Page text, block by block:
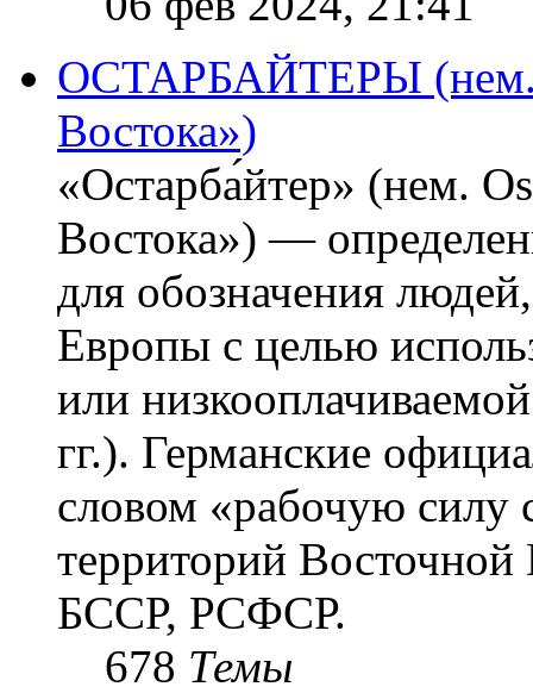
ОСТАРБАЙТЕРЫ (нем.
Востока»)
«Остарба́йтер» (нем.
Востока») —
для обозначения
Европы с целью
или
гг.). Германские
словом «рабочую силу
территорий
БССР, РСФСР.
678 Темы